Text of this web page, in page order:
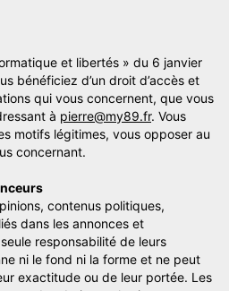
et libertés » du 6 janvier
bénéficiez d’un droit d’accès et
qui vous concernent, que vous
à pierre@my89.fr. Vous
motifs légitimes, vous opposer au
concernant.
contenus politiques,
dans les annonces et
responsabilité de leurs
ni le fond ni la forme et ne peut
exactitude ou de leur portée. Les